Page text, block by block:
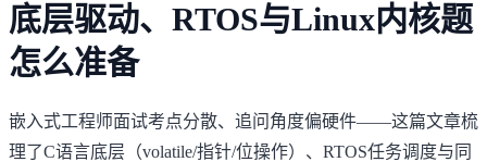
底层驱动、RTOS与Linux内核题
怎么准备
嵌入式工程师面试考点分散、追问角度偏硬件——这篇文章梳
理了C语言底层（volatile/指针/位操作）、RTOS任务调度与同